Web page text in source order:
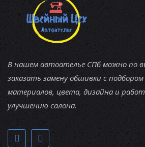
В нашем автоателье СПб можно по
заказать замену обшивки с
материалов, цвета, дизайна и
улучшению салона.